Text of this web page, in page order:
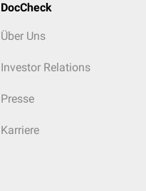
DocCheck
Über Uns
Investor Relations
Presse
Karriere